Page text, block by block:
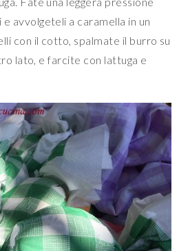
avvolgeteli a caramella in un
con il cotto, spalmate il burro su
lato, e farcite con lattuga e